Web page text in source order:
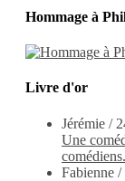
Hommage à
Livre d'or
Jérémie /
Une
Fabienne /